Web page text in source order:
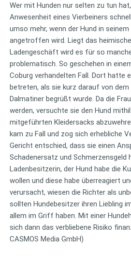
Wer mit Hunden nur selten zu tun
Anwesenheit eines Vierbeiners
umso mehr, wenn der Hund in
angetroffen wird. Liegt das
Ladengeschäft wird es für so
problematisch. So geschehen in
Coburg verhandelten Fall. Dort hatte
betreten, als sie kurz darauf von
Dalmatiner begrüßt wurde. Da die
werden, versuchte sie den Hund
mitgeführten Kleidersacks
kam zu Fall und zog sich erhebliche
Gericht entschied, dass sie einen
Schadenersatz und Schmerzensgeld
Ladenbesitzerin, der Hund habe die
wollen und diese habe überreagiert
verursacht, wiesen die Richter als
sollten Hundebesitzer ihren Liebling
allem im Griff haben. Mit einer
sich dann das verbliebene Risiko
CASMOS Media GmbH)